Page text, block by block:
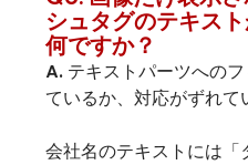
シュタグのテキス
何ですか？
A. テキストパーツへの
ているか、対応がずれて
会社名のテキストには「